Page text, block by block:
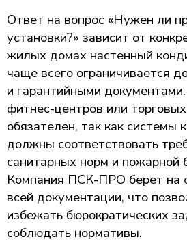
Ответ на вопрос «Нужен ли
установки?» зависит от
жилых домах настенный
чаще всего ограничивается
и гарантийными
фитнес-центров или
обязателен, так как системы
должны соответствовать
санитарных норм и пожарной
Компания ПСК-ПРО берет на
всей документации, что
избежать бюрократических
соблюдать нормативы.